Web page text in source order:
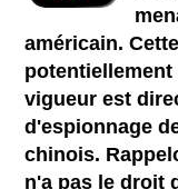
américain.
vigueur est
d'espionnage
chinois.
n'a pas le droit